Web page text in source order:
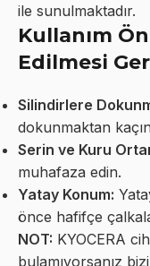
ile sunulmaktadır.
Kullanım
Edilmesi
Silindirlere
dokunmaktan
Serin ve Kuru
muhafaza edin.
Yatay Konum:
önce hafifçe
NOT: KYOCERA
bulamıyorsanız